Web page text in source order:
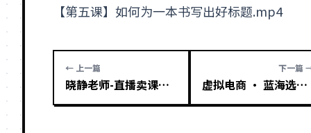
【第五课】如何为一本书写出好标题.mp4
← 上一篇
晓静老师-直播卖课的语法课，直播间卖课模版化 公式化卖课变现
下一篇
虚拟电商 · 蓝海选品实战课，淘系15大选品实用方法！